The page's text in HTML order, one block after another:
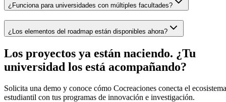
¿Funciona para universidades con múltiples facultades?
¿Los elementos del roadmap están disponibles ahora?
Los proyectos ya están naciendo. ¿Tu
universidad los está acompañando?
Solicita una demo y conoce cómo Cocreaciones conecta el ecosistema
estudiantil con tus programas de innovación e investigación.